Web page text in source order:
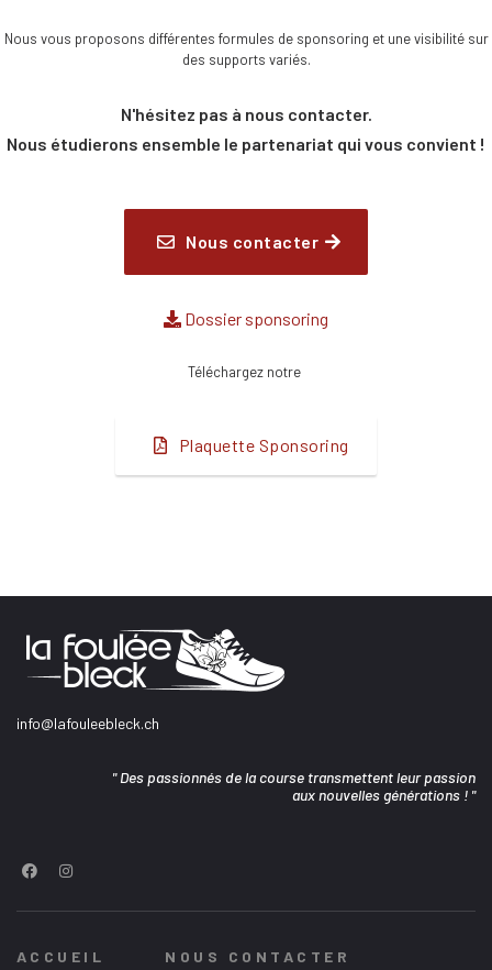
Nous vous proposons différentes formules de sponsoring et une visibilité sur
des supports variés.
N'hésitez pas à nous contacter.
Nous étudierons ensemble le partenariat qui vous convient !
Nous contacter
Dossier sponsoring
Téléchargez notre
Plaquette Sponsoring
info@lafouleebleck.ch
" Des passionnés de la course transmettent leur passion
aux nouvelles générations ! "
ACCUEIL NOUS CONTACTER